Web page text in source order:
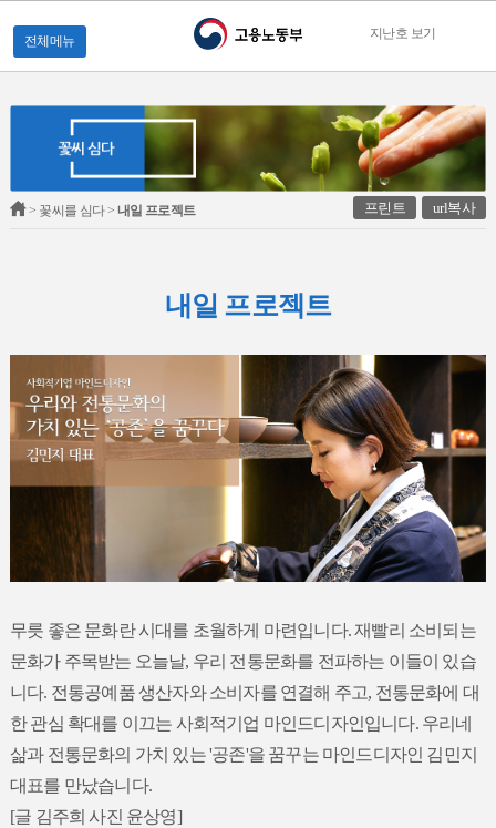
전체메뉴 지난호 보기
> 꽃씨를 심다 > 내일 프로젝트 프린트 url복사
내일 프로젝트
무릇 좋은 문화란 시대를 초월하게 마련입니다. 재빨리 소비되는
문화가 주목받는 오늘날, 우리 전통문화를 전파하는 이들이 있습
니다. 전통공예품 생산자와 소비자를 연결해 주고, 전통문화에 대
한 관심 확대를 이끄는 사회적기업 마인드디자인입니다. 우리네
삶과 전통문화의 가치 있는 '공존'을 꿈꾸는 마인드디자인 김민지
대표를 만났습니다.
[글 김주희 사진 윤상영]